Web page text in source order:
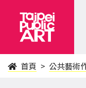
首頁 公共藝術